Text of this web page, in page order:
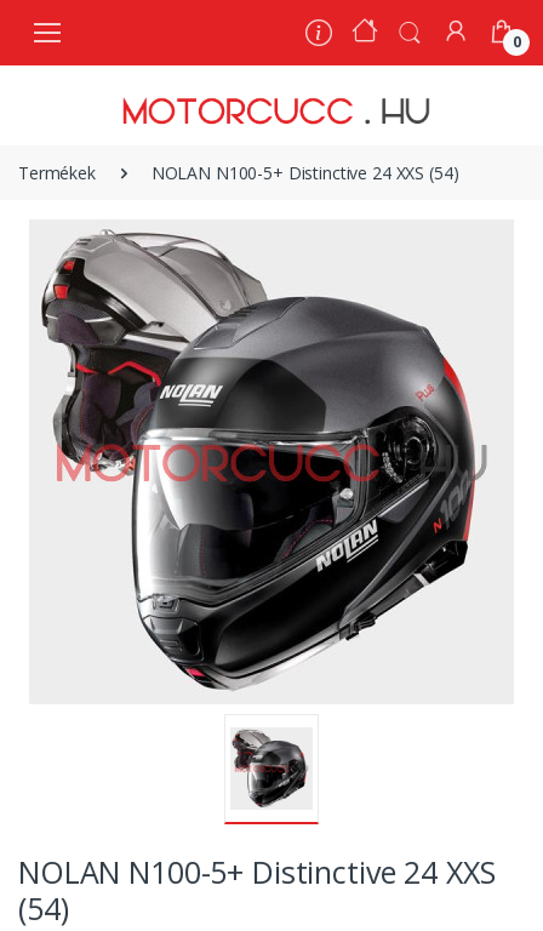
0
Termékek NOLAN N100-5+ Distinctive 24 XXS (54)
NOLAN N100-5+ Distinctive 24 XXS
(54)
0